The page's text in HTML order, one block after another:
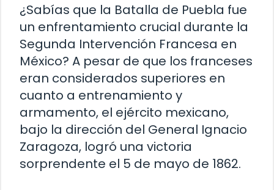
¿Sabías que la Batalla de Puebla fue
un enfrentamiento crucial durante la
Segunda Intervención Francesa en
México? A pesar de que los franceses
eran considerados superiores en
cuanto a entrenamiento y
armamento, el ejército mexicano,
bajo la dirección del General Ignacio
Zaragoza, logró una victoria
sorprendente el 5 de mayo de 1862.